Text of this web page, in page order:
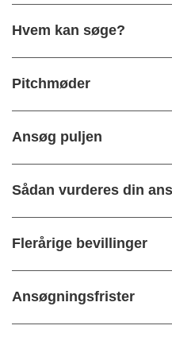
Hvem kan søge?
Pitchmøder
Ansøg puljen
Sådan vurderes din
Flerårige bevillinger
Ansøgningsfrister